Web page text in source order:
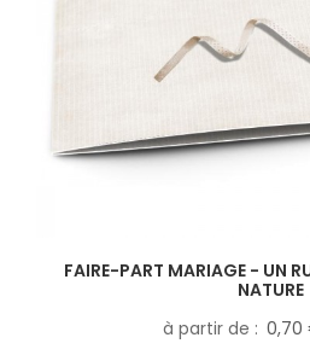
FAIRE-PART MARIAGE - UN
NATURE
à partir de
0,70